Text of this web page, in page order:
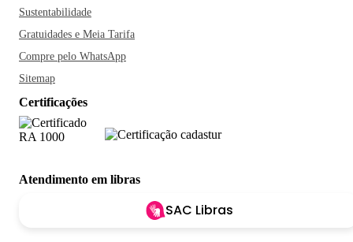
Sustentabilidade
Gratuidades e Meia Tarifa
Compre pelo WhatsApp
Sitemap
Certificações
Atendimento em libras
SAC Libras